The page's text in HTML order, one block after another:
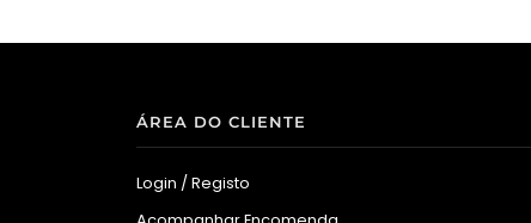
ÁREA DO CLIENTE
Login / Registo